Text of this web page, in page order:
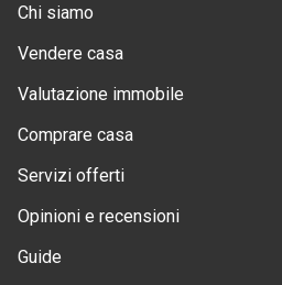
Chi siamo
Vendere casa
Valutazione immobile
Comprare casa
Servizi offerti
Opinioni e recensioni
Guide